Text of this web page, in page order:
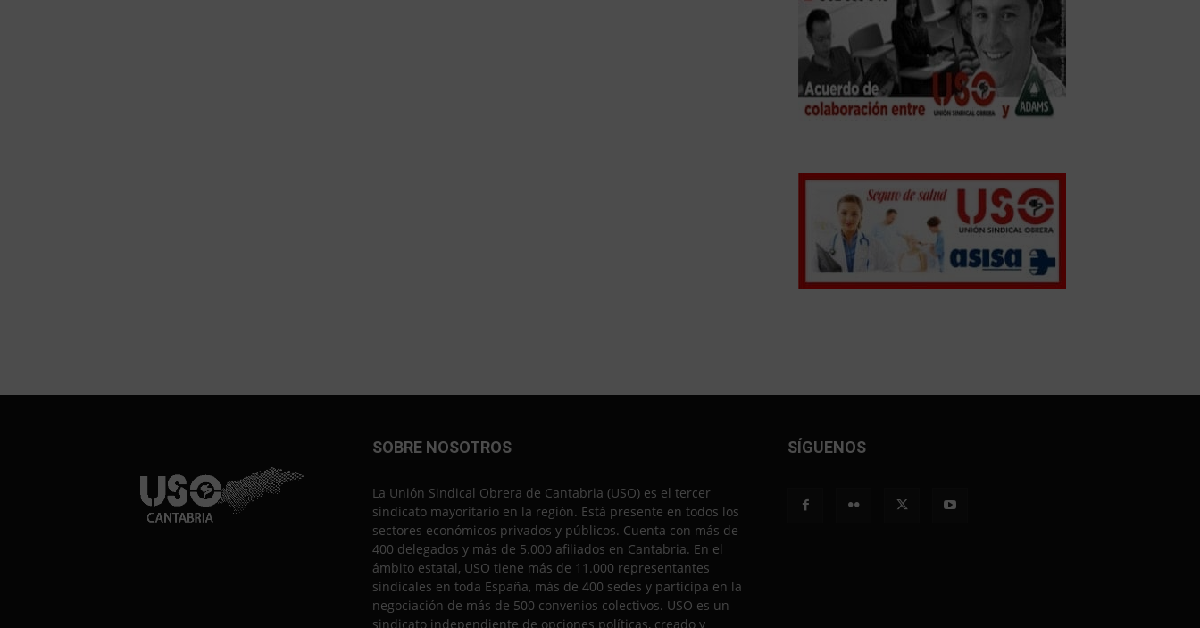
SOBRE NOSOTROS
La Unión Sindical Obrera de Cantabria (USO) es el tercer
sindicato mayoritario en la región. Está presente en todos los
sectores económicos privados y públicos. Cuenta con más de
400 delegados y más de 5.000 afiliados en Cantabria. En el
ámbito estatal, USO tiene más de 11.000 representantes
sindicales en toda España, más de 400 sedes y participa en la
negociación de más de 500 convenios colectivos. USO es un
sindicato independiente de opciones políticas, creado y
SÍGUENOS